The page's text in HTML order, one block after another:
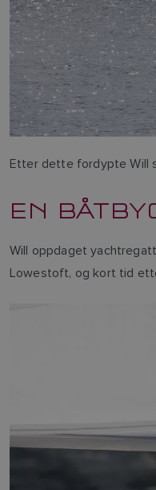
Etter dette fordypte Will
EN
Will oppdaget
Lowestoft, og kort tid